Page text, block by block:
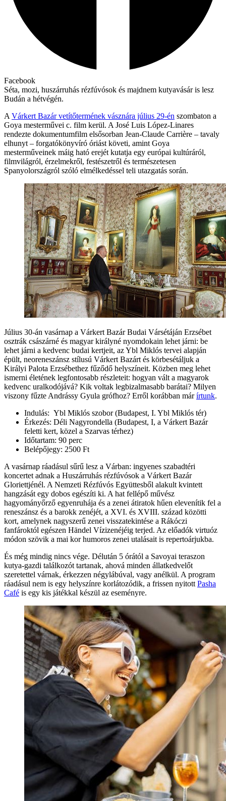
Facebook
Séta, mozi, huszárruhás rézfúvósok és majdnem kutyavásár is lesz
Budán a hétvégén.
A Várkert Bazár vetítőtermének vásznára július 29-én szombaton a
Goya mesterművei c. film kerül. A José Luis López-Linares
rendezte dokumentumfilm elsősorban Jean-Claude Carrière – tavaly
elhunyt – forgatókönyvíró óriást követi, amint Goya
mesterműveinek máig ható erejét kutatja egy európai kultúráról,
filmvilágról, érzelmekről, festészetről és természetesen
Spanyolországról szóló elmélkedéssel teli utazgatás során.
Július 30-án vasárnap a Várkert Bazár Budai Vársétáján Erzsébet
osztrák császárné és magyar királyné nyomdokain lehet járni: be
lehet járni a kedvenc budai kertjeit, az Ybl Miklós tervei alapján
épült, neoreneszánsz stílusú Várkert Bazárt és körbesétáljuk a
Királyi Palota Erzsébethez fűződő helyszíneit. Közben meg lehet
ismerni életének legfontosabb részleteit: hogyan vált a magyarok
kedvenc uralkodójává? Kik voltak legbizalmasabb barátai? Milyen
viszony fűzte Andrássy Gyula grófhoz? Erről korábban márírtunk.
Indulás: Ybl Miklós szobor (Budapest, I. Ybl Miklós tér)
Érkezés: Déli Nagyrondella (Budapest, I, a Várkert Bazár
feletti kert, közel a Szarvas térhez)
Időtartam: 90 perc
Belépőjegy: 2500 Ft
A vasárnap ráadásul sűrű lesz a Várban: ingyenes szabadtéri
koncertet adnak a Huszárruhás rézfúvósok a Várkert Bazár
Gloriettjénél. A Nemzeti Rézfúvós Együttesből alakult kvintett
hangzását egy dobos egészíti ki. A hat fellépő művész
hagyományőrző egyenruhája és a zenei átiratok hűen elevenítik fel a
reneszánsz és a barokk zenéjét, a XVI. és XVIII. század közötti
kort, amelynek nagyszerű zenei visszatekintése a Rákóczi
fanfároktól egészen Händel Vízizenéjéig terjed. Az előadók virtuóz
módon szövik a mai kor humoros zenei utalásait is repertoárjukba.
És még mindig nincs vége. Délután 5 órától a Savoyai teraszon
kutya-gazdi találkozót tartanak, ahová minden állatkedvelőt
szeretettel várnak, érkezzen négylábúval, vagy anélkül. A program
ráadásul nem is egy helyszínre korlátozódik, a frissen nyitott Pasha
Café is egy kis játékkal készül az eseményre.